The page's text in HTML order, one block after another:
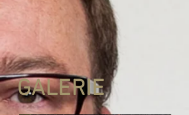
GALERIE